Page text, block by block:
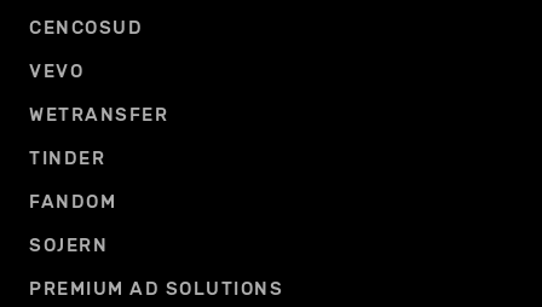
CENCOSUD
VEVO
WETRANSFER
TINDER
FANDOM
SOJERN
PREMIUM AD SOLUTIONS